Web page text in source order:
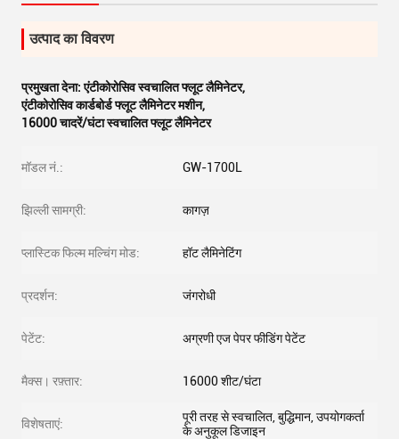
उत्पाद का विवरण
प्रमुखता देना:एंटीकोरोसिव स्वचालित फ्लूट लैमिनेटर,
एंटीकोरोसिव कार्डबोर्ड फ्लूट लैमिनेटर मशीन,
16000 चादरें/घंटा स्वचालित फ्लूट लैमिनेटर
मॉडल नं.: GW-1700L
झिल्ली सामग्री: कागज़
प्लास्टिक फिल्म मल्चिंग मोड: हॉट लैमिनेटिंग
प्रदर्शन: जंगरोधी
पेटेंट: अग्रणी एज पेपर फीडिंग पेटेंट
मैक्स। रफ़्तार: 16000 शीट/घंटा
विशेषताएं:
पूरी तरह से स्वचालित, बुद्धिमान, उपयोगकर्ता
के अनुकूल डिजाइन